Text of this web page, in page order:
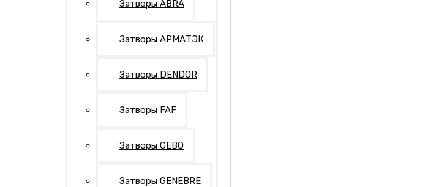
Затворы ABRA
Затворы AРМАТЭК
Затворы DENDOR
Затворы FAF
Затворы GEBO
Затворы GENEBRE